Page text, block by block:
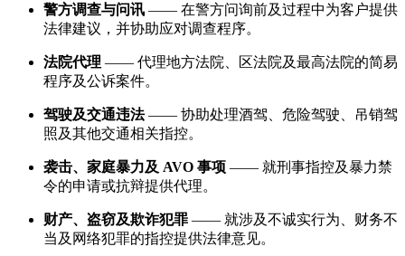
警方调查与问讯 —— 在警方问询前及过程中为客户提供
法律建议，并协助应对调查程序。
法院代理 —— 代理地方法院、区法院及最高法院的简易
程序及公诉案件。
驾驶及交通违法—— 协助处理酒驾、危险驾驶、吊销驾
照及其他交通相关指控。
袭击、家庭暴力及 AVO 事项 —— 就刑事指控及暴力禁
令的申请或抗辩提供代理。
财产、盗窃及欺诈犯罪 —— 就涉及不诚实行为、财务不
当及网络犯罪的指控提供法律意见。